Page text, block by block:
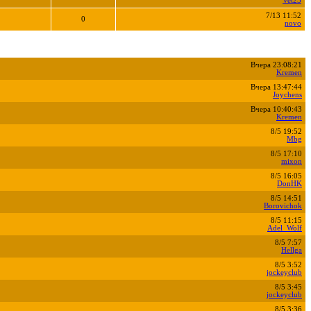
0
7/13 11:52
novo
Вчера 23:08:21
Kremen
Вчера 13:47:44
Joychens
Вчера 10:40:43
Kremen
8/5 19:52
Mbg
8/5 17:10
mixon
8/5 16:05
DonHK
8/5 14:51
Borovichok
8/5 11:15
Adel_Wolf
8/5 7:57
Hellga
8/5 3:52
jockeyclub
8/5 3:45
jockeyclub
8/5 3:36